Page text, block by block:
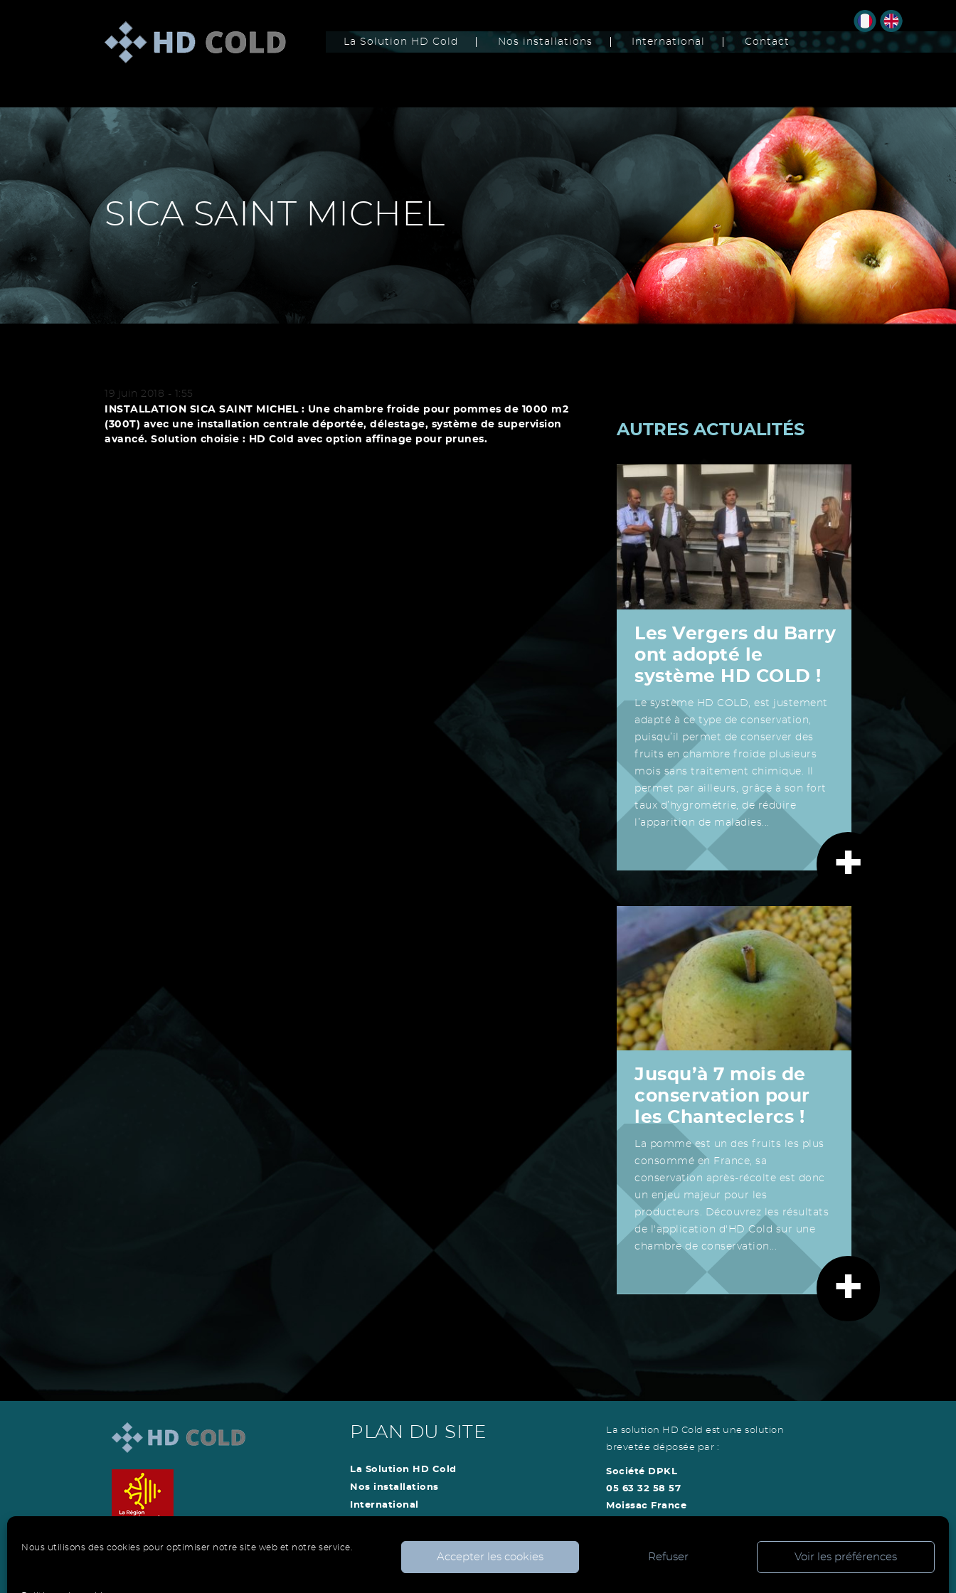
Nous utilisons des cookies pour optimiser notre site web et notre service.
Accepter les cookies Refuser Voir les préférences
La Solution HD Cold Nos installations International Contact
SICA SAINT MICHEL
19 juin 2018 - 1:55
INSTALLATION SICA SAINT MICHEL : Une chambre froide pour pommes de 1000 m2
(300T) avec une installation centrale déportée, délestage, système de supervision
avancé. Solution choisie : HD Cold avec option affinage pour prunes.
AUTRES ACTUALITÉS
Les Vergers du Barry
ont adopté le
système HD COLD !
Le système HD COLD, est justement
adapté à ce type de conservation,
puisqu’il permet de conserver des
fruits en chambre froide plusieurs
mois sans traitement chimique. Il
permet par ailleurs, grâce à son fort
taux d’hygrométrie, de réduire
l’apparition de maladies...
+
Jusqu’à 7 mois de
conservation pour
les Chanteclercs !
La pomme est un des fruits les plus
consommé en France, sa
conservation après-récolte est donc
un enjeu majeur pour les
producteurs. Découvrez les résultats
de l'application d'HD Cold sur une
chambre de conservation...
+
PLAN DU SITE
La Solution HD Cold
Nos installations
International
La solution HD Cold est une solution
brevetée déposée par :
Société DPKL
05 63 32 58 57
Moissac France